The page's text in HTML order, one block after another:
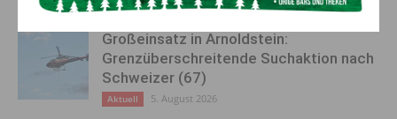
Großeinsatz in Arnoldstein:
Grenzüberschreitende Suchaktion nach
Schweizer (67)
Aktuell 5. August 2026